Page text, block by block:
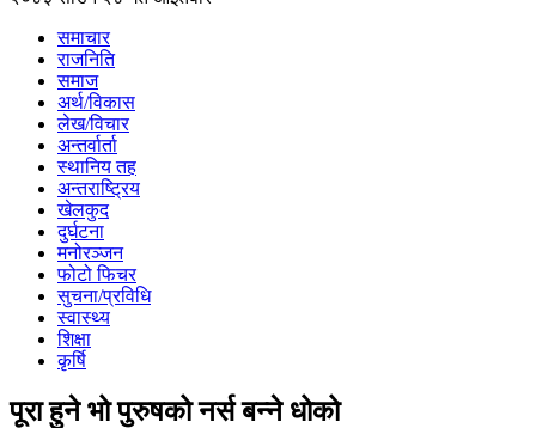
समाचार
राजनिति
समाज
अर्थ/विकास
लेख/विचार
अन्तर्वार्ता
स्थानिय तह
अन्तराष्ट्रिय
खेलकुद
दुर्घटना
मनोरञ्जन
फोटो फिचर
सुचना/प्रविधि
स्वास्थ्य
शिक्षा
कृर्षि
पूरा हुने भो पुरुषको नर्स बन्ने धोको